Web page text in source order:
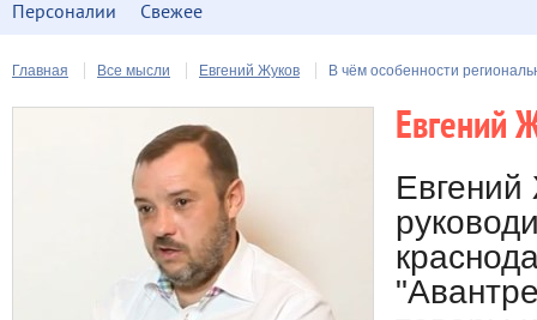
Персоналии Свежее
Главная Все мысли Евгений Жуков В чём особенности
Евгений